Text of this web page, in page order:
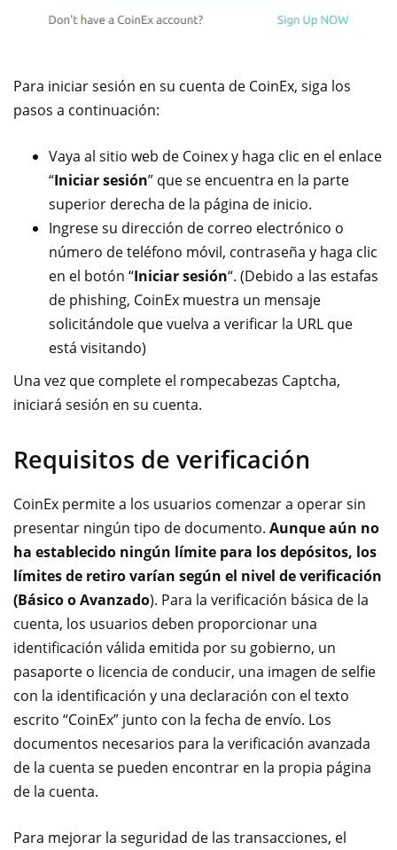
Para iniciar sesión en su cuenta de CoinEx, siga los
pasos a continuación:
Vaya al sitio web de Coinex y haga clic en el enlace
“Iniciar sesión” que se encuentra en la parte
superior derecha de la página de inicio.
Ingrese su dirección de correo electrónico o
número de teléfono móvil, contraseña y haga clic
en el botón “Iniciar sesión“. (Debido a las estafas
de phishing, CoinEx muestra un mensaje
solicitándole que vuelva a verificar la URL que
está visitando)
Una vez que complete el rompecabezas Captcha,
iniciará sesión en su cuenta.
Requisitos de verificación
CoinEx permite a los usuarios comenzar a operar sin
presentar ningún tipo de documento. Aunque aún no
ha establecido ningún límite para los depósitos, los
límites de retiro varían según el nivel de verificación
(Básico o Avanzado). Para la verificación básica de la
cuenta, los usuarios deben proporcionar una
identificación válida emitida por su gobierno, un
pasaporte o licencia de conducir, una imagen de selfie
con la identificación y una declaración con el texto
escrito “CoinEx” junto con la fecha de envío. Los
documentos necesarios para la verificación avanzada
de la cuenta se pueden encontrar en la propia página
de la cuenta.
Para mejorar la seguridad de las transacciones, el